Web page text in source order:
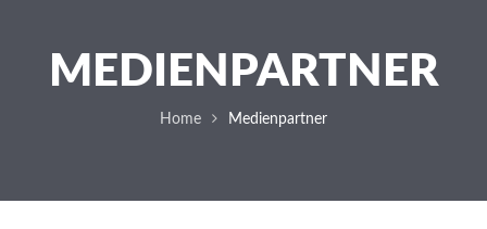
MEDIENPARTNER
Home Medienpartner